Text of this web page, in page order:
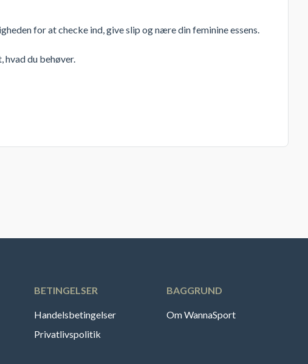
for at checke ind, give slip og nære din feminine essens.
du behøver.
BETINGELSER
Handelsbetingelser
Privatlivspolitik
BAGGRUND
Om WannaSport